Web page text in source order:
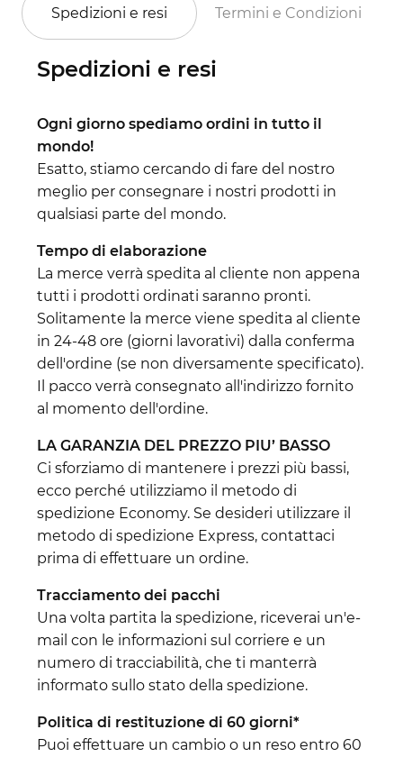
Spedizioni e resi Termini e Condizioni
Spedizioni e resi
Ogni giorno spediamo ordini in tutto il
mondo!
Esatto, stiamo cercando di fare del nostro
meglio per consegnare i nostri prodotti in
qualsiasi parte del mondo.
Tempo di elaborazione
La merce verrà spedita al cliente non appena
tutti i prodotti ordinati saranno pronti.
Solitamente la merce viene spedita al cliente
in 24-48 ore (giorni lavorativi) dalla conferma
dell'ordine (se non diversamente specificato).
Il pacco verrà consegnato all'indirizzo fornito
al momento dell'ordine.
LA GARANZIA DEL PREZZO PIU’ BASSO
Ci sforziamo di mantenere i prezzi più bassi,
ecco perché utilizziamo il metodo di
spedizione Economy. Se desideri utilizzare il
metodo di spedizione Express, contattaci
prima di effettuare un ordine.
Tracciamento dei pacchi
Una volta partita la spedizione, riceverai un'e-
mail con le informazioni sul corriere e un
numero di tracciabilità, che ti manterrà
informato sullo stato della spedizione.
Politica di restituzione di 60 giorni*
Puoi effettuare un cambio o un reso entro 60